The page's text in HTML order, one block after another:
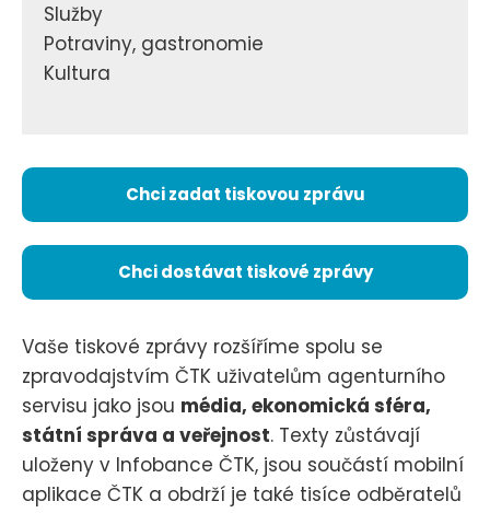
Služby
Potraviny, gastronomie
Kultura
Chci zadat tiskovou zprávu
Chci dostávat tiskové zprávy
Vaše tiskové zprávy rozšíříme spolu se
zpravodajstvím ČTK uživatelům agenturního
servisu jako jsou média, ekonomická sféra,
státní správa a veřejnost. Texty zůstávají
uloženy v Infobance ČTK, jsou součástí mobilní
aplikace ČTK a obdrží je také tisíce odběratelů